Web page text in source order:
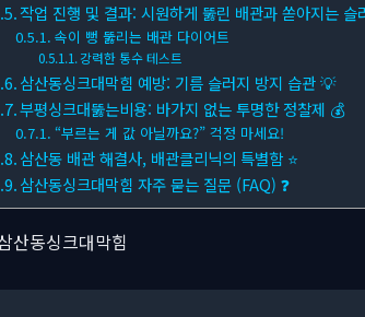
작업 진행 및 결과: 시원하게 뚫린 배관과 쏟아지는 슬
속이 뻥 뚫리는 배관 다이어트
강력한 통수 테스트
삼산동싱크대막힘 예방: 기름 슬러지 방지 습관 💡
부평싱크대뚫는비용: 바가지 없는 투명한 정찰제 💰
“부르는 게 값 아닐까요?” 걱정 마세요!
삼산동 배관 해결사, 배관클리닉의 특별함 ⭐
삼산동싱크대막힘 자주 묻는 질문 (FAQ) ❓